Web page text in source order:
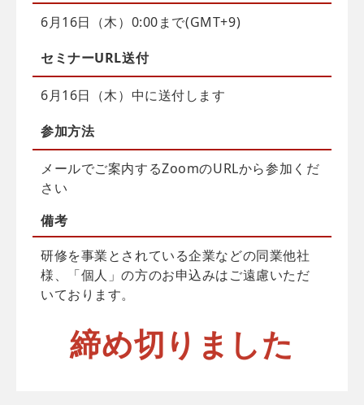
6月16日（木）0:00まで(GMT+9)
セミナーURL送付
6月16日（木）中に送付します
参加方法
メールでご案内するZoomのURLから参加くだ
さい
備考
研修を事業とされている企業などの同業他社
様、「個人」の方のお申込みはご遠慮いただ
いております。
締め切りました